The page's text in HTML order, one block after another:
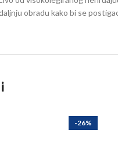
obradu kako bi se
-26%